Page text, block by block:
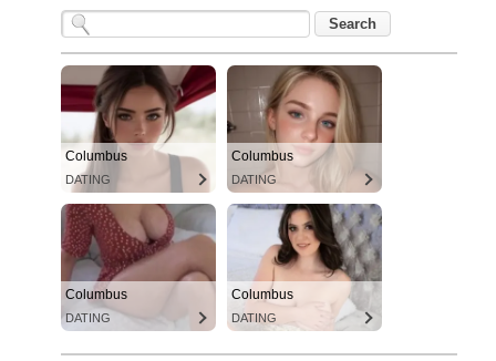
Columbus
DATING
Columbus
DATING
Columbus
DATING
Columbus
DATING